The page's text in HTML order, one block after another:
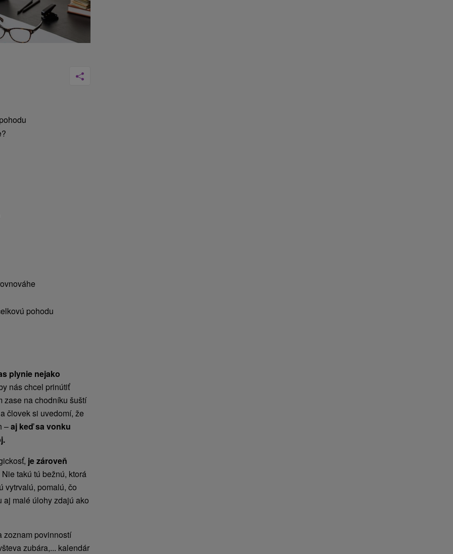
pohodu
plynie nejako
nás chcel prinútiť
zase na chodníku šuští
človek si uvedomí, že
–aj keď sa vonku
je zároveň
Nie takú tú bežnú, ktorá
vytrvalú, pomalú, čo
aj malé úlohy zdajú ako
zoznam povinností
zubára,... kalendár